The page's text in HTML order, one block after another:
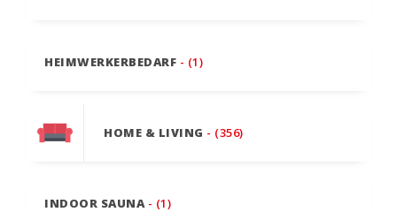
HEIMWERKERBEDARF - (1)
HOME & LIVING - (356)
INDOOR SAUNA - (1)